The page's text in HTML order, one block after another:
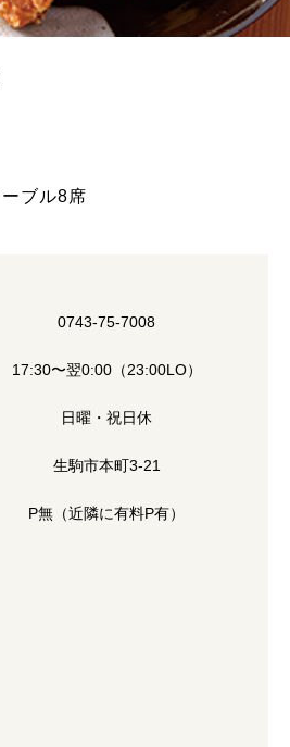
ブル8席
0743-75-7008
17:30〜翌0:00（23:00LO）
日曜・祝日休
生駒市本町3-21
P無（近隣に有料P有）